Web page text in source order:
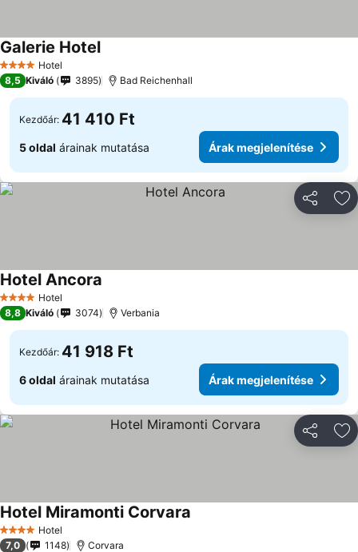
4 KategóriaHotel
Galerie HotelÁrak megjelenítése
8,5 Kiváló 3895 Bad Reichenhall
Kezdőár: 41 410 Ft
5 oldal árainak mutatása Árak megjelenítése
4 KategóriaHotel
Hotel Ancora
8,8 Kiváló 3074 Verbania
Kezdőár: 41 918 Ft
6 oldal árainak mutatása Árak megjelenítése
4 KategóriaHotel
Hotel Miramonti Corvara
7,0 1148 Corvara